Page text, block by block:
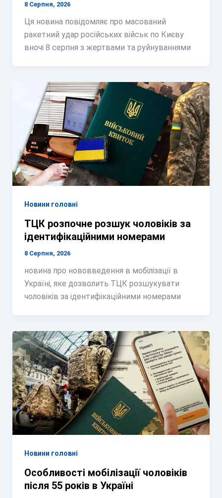
8 Серпня, 2026
Ця новина повідомляє про масований
ракетний удар російських військ по Києву
вночі 8 серпня з жертвами та руйнуваннями
Новини головні
ТЦК розпочне розшук чоловіків за
ідентифікаційними номерами
8 Серпня, 2026
новина про нововведення в мобілізації в
Україні, яке дозволить ТЦК розшукувати
чоловіків за ідентифікаційними номерами
Новини головні
Особливості мобілізації чоловіків
після 55 років в Україні